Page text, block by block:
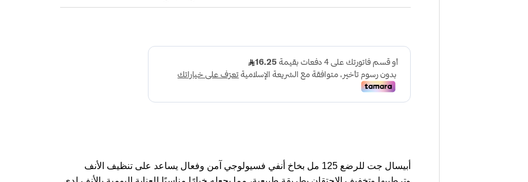
أبيسال جت للرضع 125 مل بخاخ أنفي فسيولوجي آمن وفعال يساعد على تنظيف الأنف